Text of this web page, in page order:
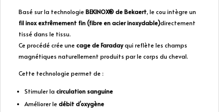
Basé sur la technologie BEKINOX® de Bekaert, le cou intègre un
fil inox extrêmement fin (fibre en acier inoxydable)directement
tissé dans le tissu.
Ce procédé crée une cage de Faradayqui reflète les champs
magnétiques naturellement produits par le corps du cheval.
Cette technologie permet de :
Stimuler la circulation sanguine
Améliorer le débit d’oxygène